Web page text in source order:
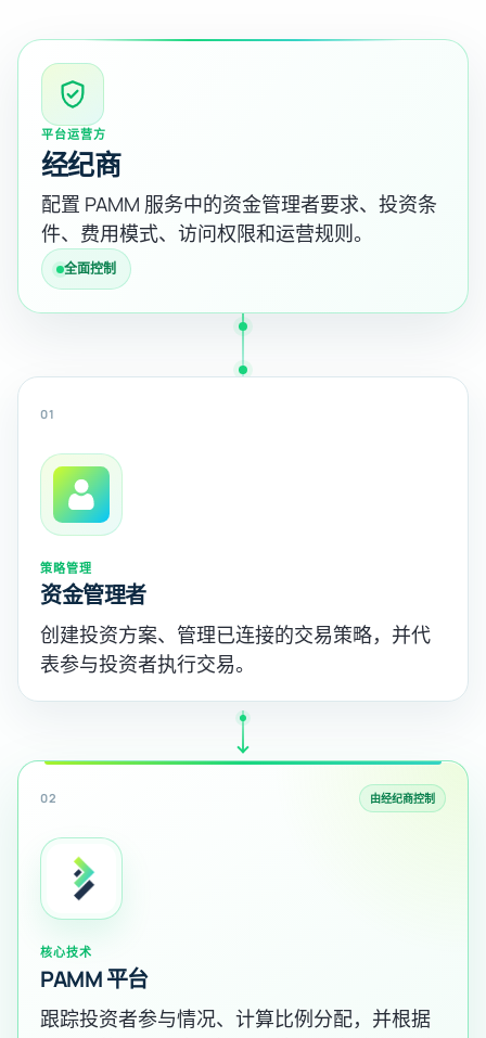
平台运营方
经纪商
配置 PAMM 服务中的资金管理者要求、投资条
件、费用模式、访问权限和运营规则。
全面控制
01
策略管理
资金管理者
创建投资方案、管理已连接的交易策略，并代
表参与投资者执行交易。
02 由经纪商控制
核心技术
PAMM 平台
跟踪投资者参与情况、计算比例分配，并根据